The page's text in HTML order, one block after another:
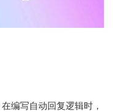
编写自动回复逻辑时，